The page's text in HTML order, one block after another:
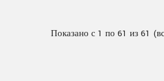
Показано с 1 по 61 из 61